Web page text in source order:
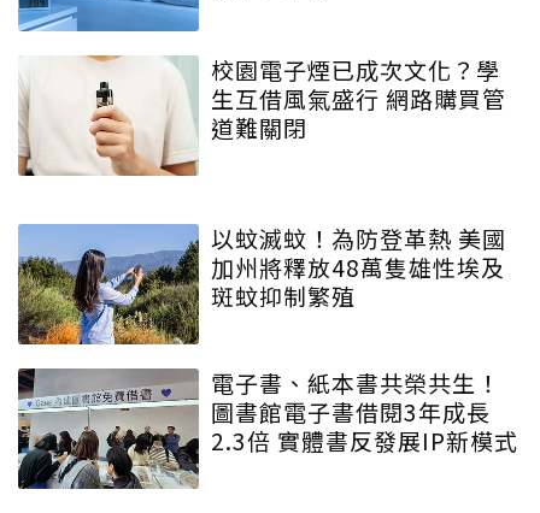
校園電子煙已成次文化？學
生互借風氣盛行 網路購買管
道難關閉
以蚊滅蚊！為防登革熱 美國
加州將釋放48萬隻雄性埃及
斑蚊抑制繁殖
電子書、紙本書共榮共生！
圖書館電子書借閱3年成長
2.3倍 實體書反發展IP新模式